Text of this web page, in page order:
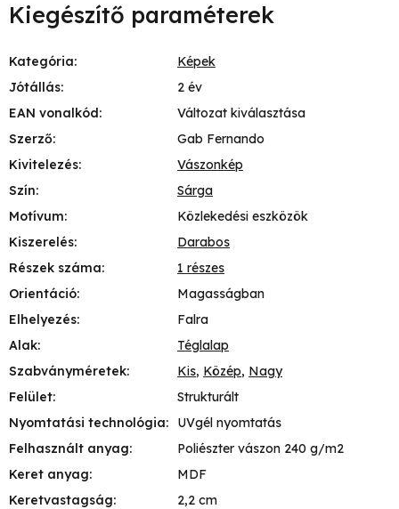
Kiegészítő paraméterek
Kategória:
Képek
Jótállás:
2 év
EAN vonalkód:
Változat kiválasztása
Szerző:
Gab Fernando
Kivitelezés:
Vászonkép
Szín:
Sárga
Motívum:
Közlekedési eszközök
Kiszerelés:
Darabos
Részek száma:
1 részes
Orientáció:
Magasságban
Elhelyezés:
Falra
Alak:
Téglalap
Szabványméretek: Kis, Közép, Nagy
Felület:
Strukturált
Nyomtatási technológia:
UVgél nyomtatás
Felhasznált anyag:
Poliészter vászon 240 g/m2
Keret anyag:
MDF
Keretvastagság: 2,2 cm